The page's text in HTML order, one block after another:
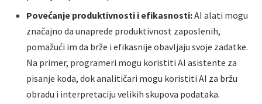
Povećanje produktivnosti i efikasnosti:AI alati mogu
značajno da unaprede produktivnost zaposlenih,
pomažući im da brže i efikasnije obavljaju svoje zadatke.
Na primer, programeri mogu koristiti AI asistente za
pisanje koda, dok analitičari mogu koristiti AI za bržu
obradu i interpretaciju velikih skupova podataka.